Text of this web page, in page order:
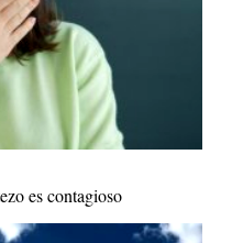
es contagioso